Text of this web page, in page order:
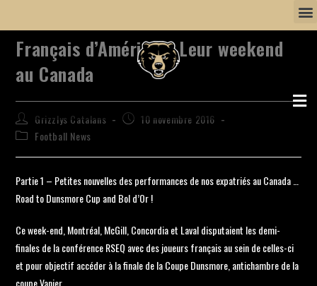
Français d’Amérique: Leur weekend
au Canada
Grizzlys Catalans
10 novembre 2016
Football News
Partie 1 – Petites nouvelles des performances de nos expatriés au Canada …
Road to Dunsmore Cup and Bol d’Or !
Ce week-end, Montréal, McGill, Concordia et Laval disputaient les demi-
finales de la conférence RSEQ avec des joueurs français au sein de celles-ci
et pour objectif accéder à la finale de la Coupe Dunsmore, antichambre de la
coupe Vanier.